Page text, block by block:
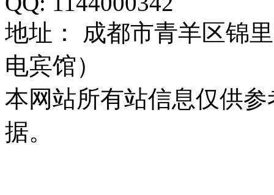
地址： 成都市青羊区锦
电宾馆）
本网站所有站信息仅供
据。